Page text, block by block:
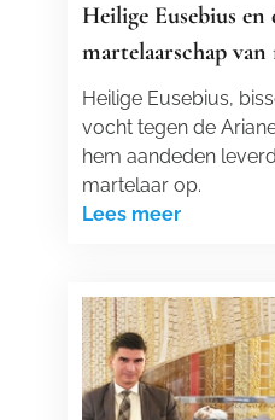
Heilige Eusebius
martelaarschap
Heilige Eusebius,
vocht tegen de
hem aandeden
martelaar op.
Lees meer